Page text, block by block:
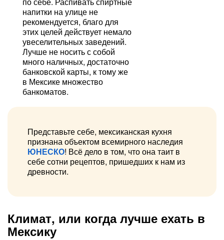
напитки на улице не
рекомендуется, благо для
этих целей действует немало
увеселительных заведений.
Лучше не носить с собой
много наличных, достаточно
банковской карты, к тому же
в Мексике множество
банкоматов.
Представьте себе, мексиканская кухня
признана объектом всемирного наследия
ЮНЕСКО! Всё дело в том, что она таит в
себе сотни рецептов, пришедших к нам из
древности.
Климат, или когда лучше ехать в
Мексику